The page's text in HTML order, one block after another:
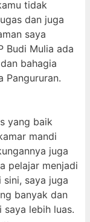
tidak
dan juga
saya
Budi Mulia ada
bahagia
Pangururan.
yang baik
mandi
juga
pelajar menjadi
sini, saya juga
banyak dan
lebih luas.